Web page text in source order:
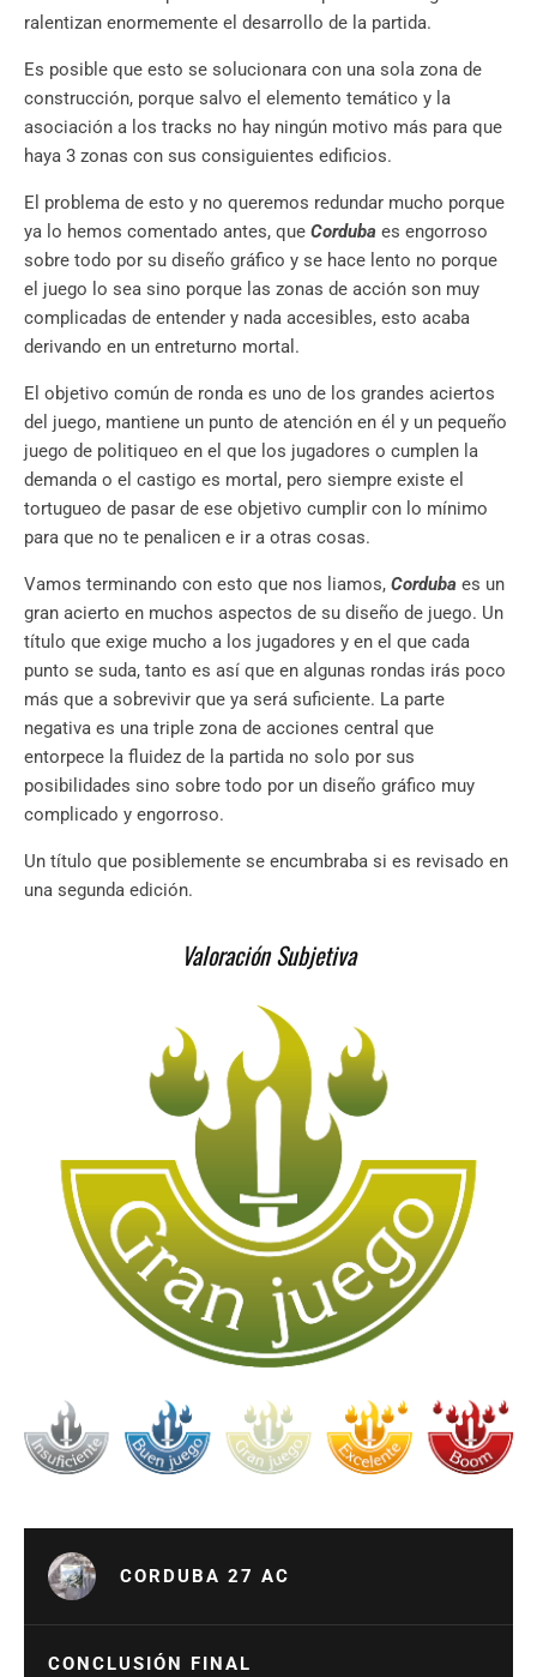
ralentizan enormemente el desarrollo de la partida.
Es posible que esto se solucionara con una sola zona de
construcción, porque salvo el elemento temático y la
asociación a los tracks no hay ningún motivo más para que
haya 3 zonas con sus consiguientes edificios.
El problema de esto y no queremos redundar mucho porque
ya lo hemos comentado antes, que Corduba es engorroso
sobre todo por su diseño gráfico y se hace lento no porque
el juego lo sea sino porque las zonas de acción son muy
complicadas de entender y nada accesibles, esto acaba
derivando en un entreturno mortal.
El objetivo común de ronda es uno de los grandes aciertos
del juego, mantiene un punto de atención en él y un pequeño
juego de politiqueo en el que los jugadores o cumplen la
demanda o el castigo es mortal, pero siempre existe el
tortugueo de pasar de ese objetivo cumplir con lo mínimo
para que no te penalicen e ir a otras cosas.
Vamos terminando con esto que nos liamos, Corduba es un
gran acierto en muchos aspectos de su diseño de juego. Un
título que exige mucho a los jugadores y en el que cada
punto se suda, tanto es así que en algunas rondas irás poco
más que a sobrevivir que ya será suficiente. La parte
negativa es una triple zona de acciones central que
entorpece la fluidez de la partida no solo por sus
posibilidades sino sobre todo por un diseño gráfico muy
complicado y engorroso.
Un título que posiblemente se encumbraba si es revisado en
una segunda edición.
Valoración Subjetiva
CORDUBA 27 AC
CONCLUSIÓN FINAL